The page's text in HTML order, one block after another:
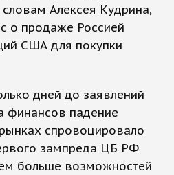
Алексея Кудрина,
о продаже Россией
США для покупки
дней до заявлений
финансов падение
спровоцировало
зампреда ЦБ РФ
больше возможностей